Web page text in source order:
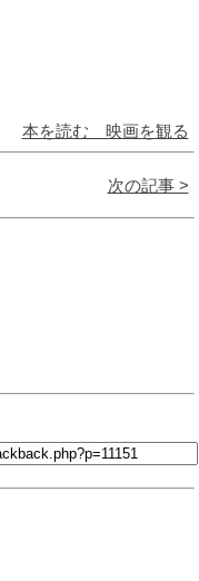
本を読む 映画を観る
次の記事 >